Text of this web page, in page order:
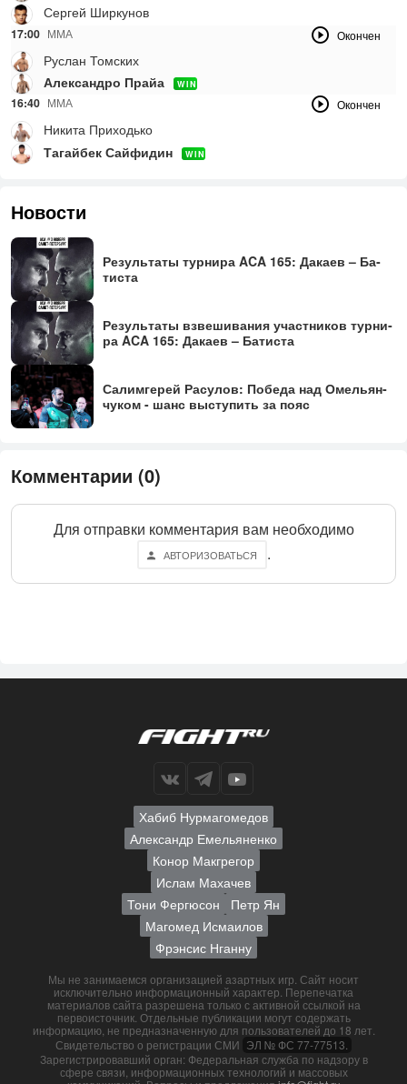
Сергей Ширкунов
17:00 ММА Окончен
Руслан Томских
Александро Прайа
WIN
16:40 ММА Окончен
Никита Приходько
Тагайбек Сайфидин
WIN
Новости
Ре­зуль­та­ты тур­ни­ра ACA 165: Да­ка­ев – Ба­
тис­та
Ре­зуль­та­ты взве­шива­ния участ­ни­ков тур­ни­
ра ACA 165: Да­ка­ев – Ба­тис­та
Са­лим­ге­рей Ра­сулов: По­беда над Омель­ян­
чу­ком - шанс выс­ту­пить за по­яс
Комментарии (0)
Для отправки комментария вам необходимо
АВТОРИЗОВАТЬСЯ .
Хабиб Нурмагомедов
Александр Емельяненко
Конор Макгрегор
Ислам Махачев
Тони Фергюсон
Петр Ян
Магомед Исмаилов
Фрэнсис Нганну
Мы не занимаемся организацией азартных игр. Сайт носит
исключительно информационный характер. Перепечатка
материалов сайта разрешена только с активной ссылкой на
первоисточник. Отдельные публикации могут содержать
информацию, не предназначенную для пользователей до 18 лет.
Свидетельство о регистрации СМИ ЭЛ № ФС 77-77513.
Зарегистрировавший орган: Федеральная служба по надзору в
сфере связи, информационных технологий и массовых